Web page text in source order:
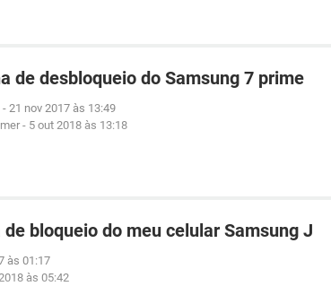
de desbloqueio do Samsung 7 prime
- 21 nov 2017 às 13:49
- 5 out 2018 às 13:18
bloqueio do meu celular Samsung J
às 01:17
às 05:42